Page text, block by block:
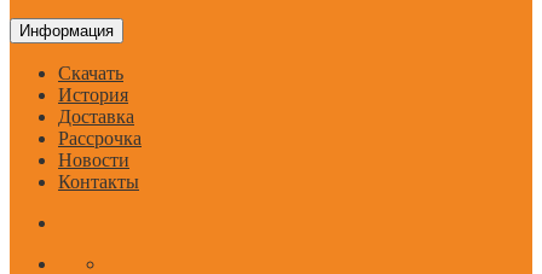
Информация
Скачать
История
Доставка
Рассрочка
Новости
Контакты